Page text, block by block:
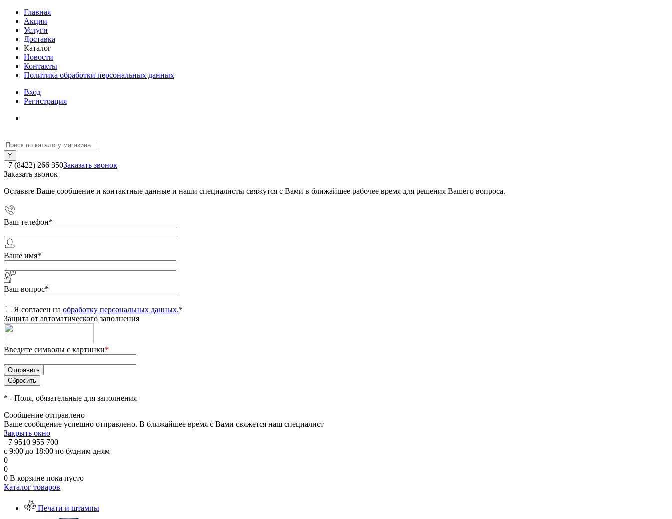
Главная
Акции
Услуги
Доставка
Каталог
Новости
Контакты
Политика обработки персональных данных
Вход
Регистрация
+7 (8422) 266 350Заказать звонок
Заказать звонок
Оставьте Ваше сообщение и контактные данные и наши специалисты свяжутся с Вами в ближайшее рабочее время для решения Вашего вопроса.
Ваш телефон*
Ваше имя*
Ваш вопрос*
Я согласен на обработку персональных данных.*
Защита от автоматического заполнения
Введите символы с картинки*
* - Поля, обязательные для заполнения
Сообщение отправлено
Ваше сообщение успешно отправлено. В ближайшее время с Вами свяжется наш специалист
Закрыть окно
+7 9510 955 700
с 9:00 до 18:00 по будним дням
0
0
0 В корзине пока пусто
Каталог товаров
Печати и штампы